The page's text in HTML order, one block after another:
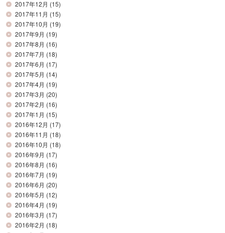
2017年12月 (15)
2017年11月 (15)
2017年10月 (19)
2017年9月 (19)
2017年8月 (16)
2017年7月 (18)
2017年6月 (17)
2017年5月 (14)
2017年4月 (19)
2017年3月 (20)
2017年2月 (16)
2017年1月 (15)
2016年12月 (17)
2016年11月 (18)
2016年10月 (18)
2016年9月 (17)
2016年8月 (16)
2016年7月 (19)
2016年6月 (20)
2016年5月 (12)
2016年4月 (19)
2016年3月 (17)
2016年2月 (18)